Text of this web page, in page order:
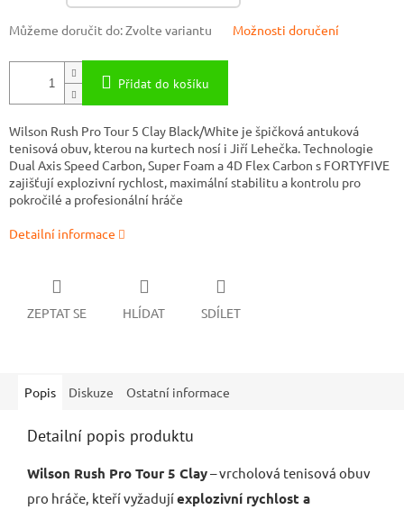
Můžeme doručit do:Zvolte variantu Možnosti doručení
Přidat do košíku
Wilson Rush Pro Tour 5 Clay Black/White je špičková antuková
tenisová obuv, kterou na kurtech nosí i Jiří Lehečka. Technologie
Dual Axis Speed Carbon, Super Foam a 4D Flex Carbon s FORTYFIVE
zajišťují explozivní rychlost, maximální stabilitu a kontrolu pro
pokročilé a profesionální hráče
Detailní informace
ZEPTAT SE HLÍDAT SDÍLET
Popis Diskuze Ostatní informace
Detailní popis produktu
Wilson Rush Pro Tour 5 Clay– vrcholová tenisová obuv
pro hráče, kteří vyžadujíexplozivní rychlost a